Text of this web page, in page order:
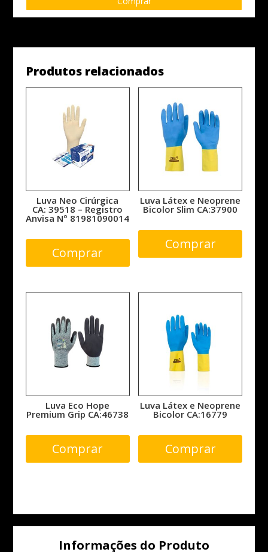
CA: 46932/48366
Produtos relacionados
Luva Neo Cirúrgica
CA: 39518 – Registro
Anvisa Nº 81981090014
Comprar
Luva Látex e Neoprene
Bicolor Slim CA:37900
Comprar
Luva Eco Hope
Premium Grip CA:46738
Comprar
Luva Látex e Neoprene
Bicolor CA:16779
Comprar
Informações do Produto